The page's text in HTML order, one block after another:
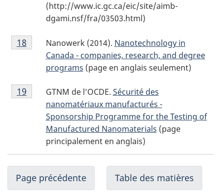
17
(http://www.ic.gc.ca/eic/site/aimb-
dgami.nsf/fra/03503.html)
Notes
de
page
18
Nanowerk (2014). Nanotechnology in
Canada - companies, research, and degree
programs (page en anglais seulement)
Retour à la référence de la note de bas de page
18
Notes
de
GTNM de l’OCDE. Sécurité des
nanomatériaux manufacturés -
Sponsorship Programme for the Testing of
Manufactured Nanomaterials (page
principalement en anglais)
Retour à la référence de la note de bas de page
19
Page précédente Table des matières